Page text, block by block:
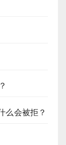
么会被拒？